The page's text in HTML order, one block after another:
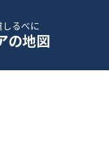
しるべに
の地図